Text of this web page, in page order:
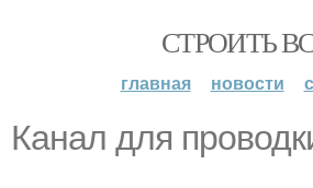
СТРОИТЬ
главная новости
Канал для